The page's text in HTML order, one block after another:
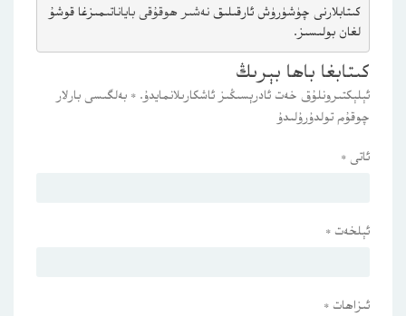
كىتابلارنى چۈشۈرۈش ئارقىلىق نەشىر ھوقۇقى باياناتىمىزغا قوشۇ
لغان بولىسىز.
كىتابغا باھا بېرىڭ
ئېلېكتىرونلۇق خەت ئادرېسىڭىز ئاشكارىلانمايدۇ. * بەلگىسى بارلار
چوقۇم تولدۇرۇلىدۇ
ئاتى *
ئېلخەت *
ئىزاھات *